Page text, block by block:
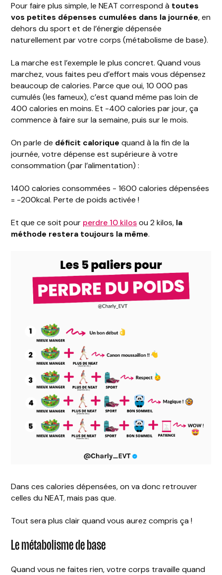
Pour faire plus simple, le NEAT correspond à toutes
vos petites dépenses cumulées dans la journée, en
dehors du sport et de l’énergie dépensée
naturellement par votre corps (métabolisme de base).
La marche est l’exemple le plus concret. Quand vous
marchez, vous faites peu d’effort mais vous dépensez
beaucoup de calories. Parce que oui, 10 000 pas
cumulés (les fameux), c’est quand même pas loin de
400 calories en moins. Et -400 calories par jour, ça
commence à faire sur la semaine, puis sur le mois.
On parle de déficit calorique quand à la fin de la
journée, votre dépense est supérieure à votre
consommation (par l’alimentation) :
1400 calories consommées - 1600 calories dépensées
= -200kcal. Perte de poids activée !
Et que ce soit pour perdre 10 kilosou 2 kilos, la
méthode restera toujours la même.
Dans ces calories dépensées, on va donc retrouver
celles du NEAT, mais pas que.
Tout sera plus clair quand vous aurez compris ça !
Le métabolisme de base
Quand vous ne faites rien, votre corps travaille quand